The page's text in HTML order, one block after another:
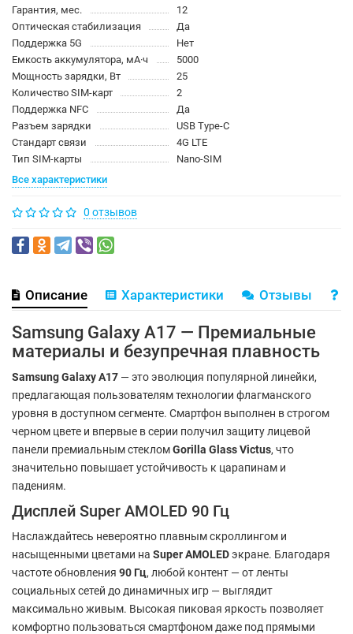
Гарантия, мес.
12
Оптическая стабилизация
Да
Поддержка 5G
Нет
Емкость аккумулятора, мА·ч
5000
Мощность зарядки, Вт
25
Количество SIM-карт
2
Поддержка NFC
Да
Разъем зарядки
USB Type-C
Стандарт связи
4G LTE
Тип SIM-карты
Nano-SIM
Все характеристики
0 отзывов
Описание Характеристики Отзывы
Samsung Galaxy A17 — Премиальные
материалы и безупречная плавность
Samsung Galaxy A17 — это эволюция популярной линейки,
предлагающая пользователям технологии флагманского
уровня в доступном сегменте. Смартфон выполнен в строгом
черном цвете и впервые в серии получил защиту лицевой
панели премиальным стекломGorilla Glass Victus, что
значительно повышает устойчивость к царапинам и
падениям.
Дисплей Super AMOLED 90 Гц
Наслаждайтесь невероятно плавным скроллингом и
насыщенными цветами на Super AMOLEDэкране. Благодаря
частоте обновления 90 Гц, любой контент — от ленты
социальных сетей до динамичных игр — выглядит
максимально живым. Высокая пиковая яркость позволяет
комфортно пользоваться смартфоном даже под прямыми